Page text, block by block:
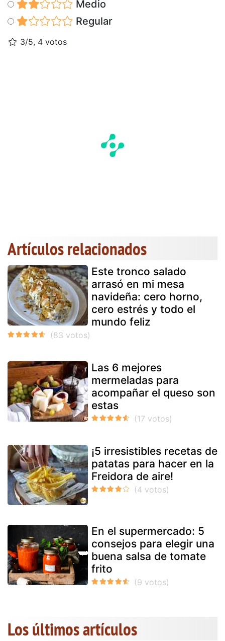
Medio
Regular
3/5, 4 votos
Artículos relacionados
Este tronco salado
arrasó en mi mesa
navideña: cero horno,
cero estrés y todo el
mundo feliz
Las 6 mejores
mermeladas para
acompañar el queso son
estas
¡5 irresistibles recetas de
patatas para hacer en la
Freidora de aire!
En el supermercado: 5
consejos para elegir una
buena salsa de tomate
frito
Los últimos artículos